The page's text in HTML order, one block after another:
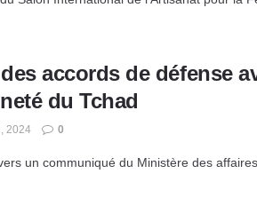
accords de défense
du Tchad
2024 0
un communiqué du Ministère des